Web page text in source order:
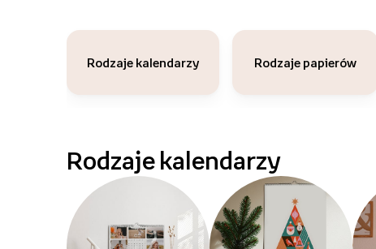
Rodzaje kalendarzy Rodzaje papierów
Rodzaje kalendarzy